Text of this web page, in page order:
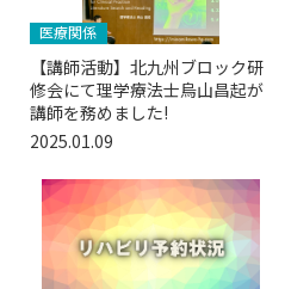
医療関係
【講師活動】北九州ブロック研
修会にて理学療法士烏山昌起が
講師を務めました!
2025.01.09